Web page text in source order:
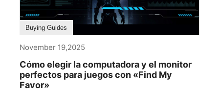
Buying Guides
November 19,2025
Cómo elegir la computadora y el monitor
perfectos para juegos con «Find My
Favor»